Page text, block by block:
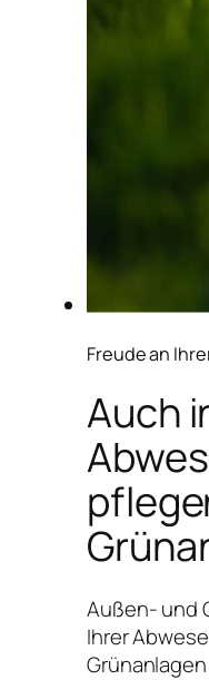
Freude an
Auch
Außen- und
Ihrer
Grünanlagen